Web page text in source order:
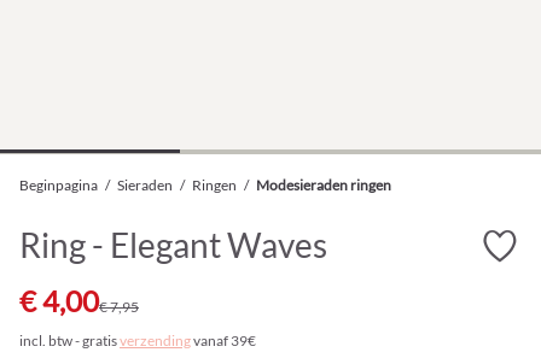
Beginpagina / Sieraden / Ringen / Modesieraden ringen
Ring - Elegant Waves
€ 4,00€ 7,95
incl. btw - gratisverzendingvanaf 39€